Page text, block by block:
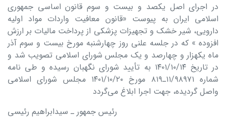
در اجرای اصل یکصد و بیست و سوم قانون اساسی جمهوری
اسلامی ایران به پیوست «قانون معافیت واردات مواد اولیه
دارویی، شیر خشک و تجهیزات پزشکی از پرداخت مالیات بر ارزش
افزوده » که در جلسه علنی روز چهارشنبه مورخ بیست و سوم آذر
ماه یکهزار و چهارصد و یک مجلس شورای اسلامی تصویب شد و
در تاریخ ۱۴۰۱/۱۰/۱۴ به تأیید شورای نگهبان رسیده و طی نامه
شماره ۱۱/۹۸۹۷۱ـ۸۱۹ مورخ ۱۴۰۱/۱۰/۲۰ مجلس شورای اسلامی
واصل گردیده، جهت اجرا ابلاغ می‌گردد
رئیس جمهور ـ سیدابراهیم رئیسی